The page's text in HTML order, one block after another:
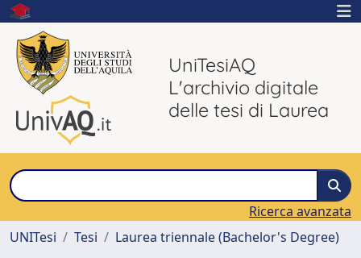
UniTesiAQ
L'archivio digitale
delle tesi di Laurea
Ricerca avanzata
UNITesi
Tesi Laurea triennale (Bachelor's Degree)